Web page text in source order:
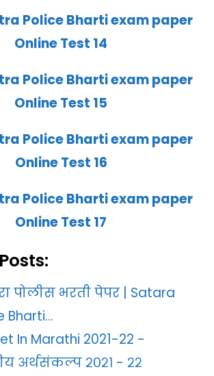
Police Bharti exam paper
Online Test 14
Police Bharti exam paper
Online Test 15
Police Bharti exam paper
Online Test 16
Police Bharti exam paper
Online Test 17
पोलीस भरती पेपर | Satara
Bharti…
In Marathi 2021-22 -
अर्थसंकल्प २०२१ - २२